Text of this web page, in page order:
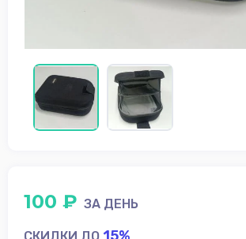
Аксессуары для
съёмки
ФотоФон
100 ₽ ЗА ДЕНЬ